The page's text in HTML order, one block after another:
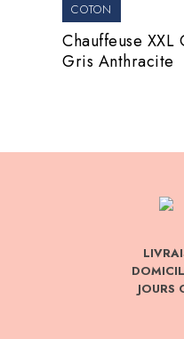
COTON
Chauffeuse XXL
Gris Anthracite
JOURS